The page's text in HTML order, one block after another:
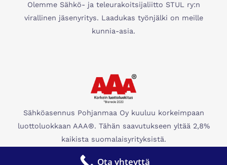
Olemme Sähkö- ja teleurakoitsijaliitto STUL ry:n
virallinen jäsenyritys. Laadukas työnjälki on meille
kunnia-asia.
Sähköasennus Pohjanmaa Oy kuuluu korkeimpaan
luottoluokkaan AAA®. Tähän saavutukseen yltää 2,8%
kaikista suomalaisyrityksistä.
Ota yhteyttä